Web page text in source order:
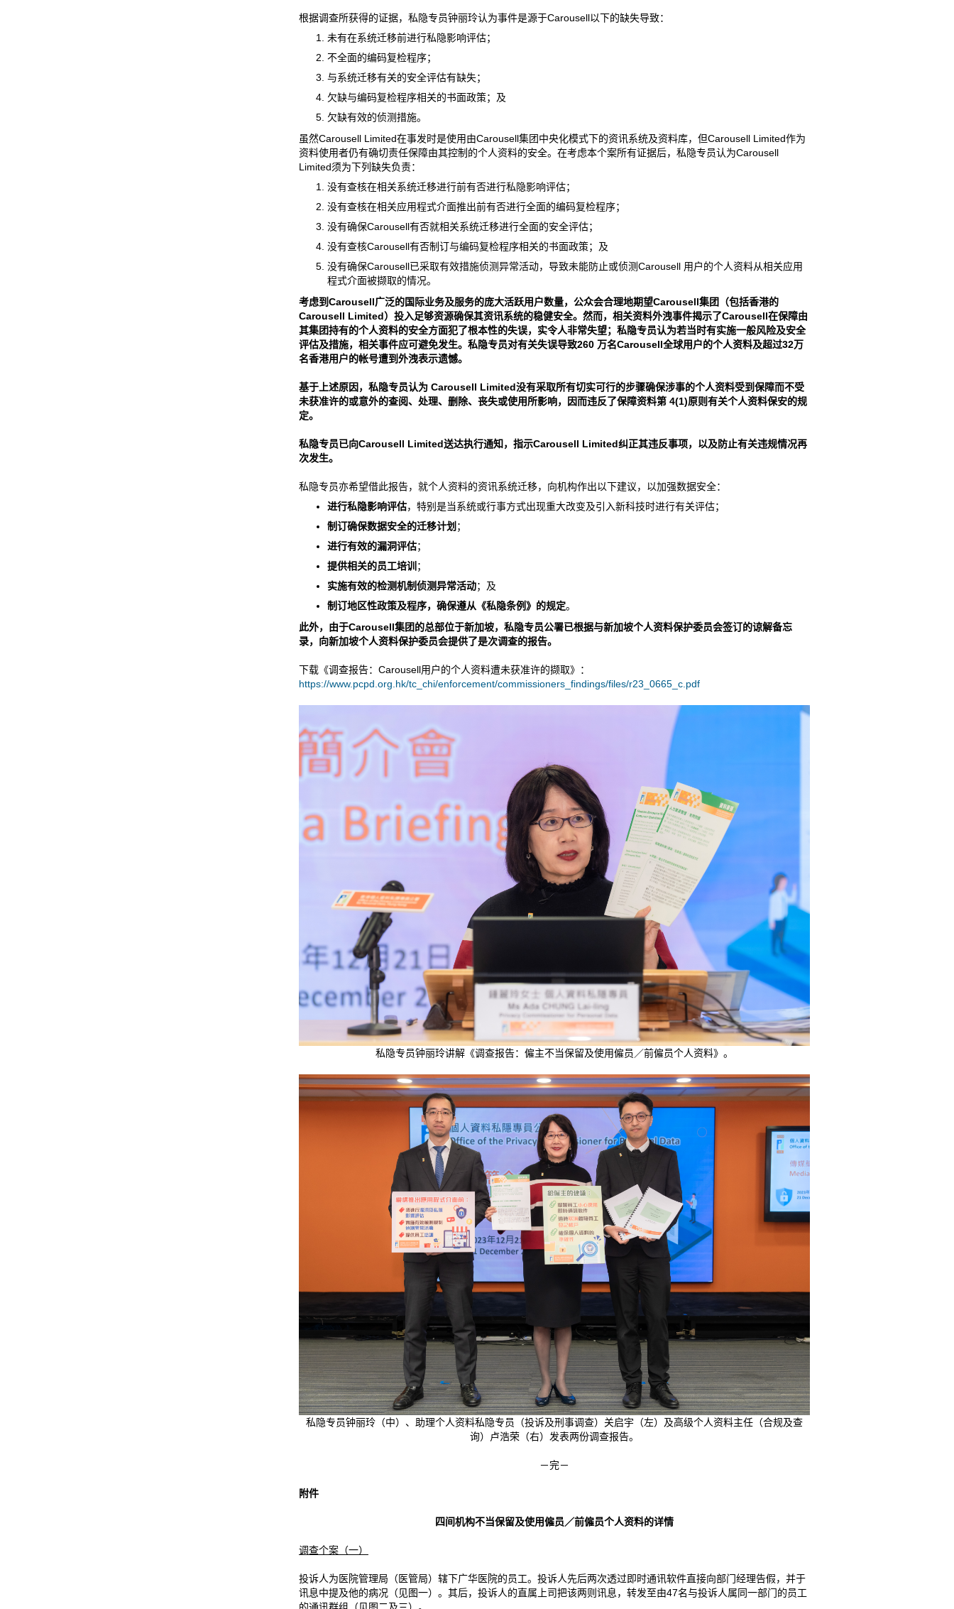
根据调查所获得的证据，私隐专员钟丽玲认为事件是源于Carousell以下的缺失导致：
未有在系统迁移前进行私隐影响评估；
不全面的编码复检程序；
与系统迁移有关的安全评估有缺失；
欠缺与编码复检程序相关的书面政策；及
欠缺有效的侦测措施。
虽然Carousell Limited在事发时是使用由Carousell集团中央化模式下的资讯系统及资料库，但Carousell Limited作为
资料使用者仍有确切责任保障由其控制的个人资料的安全。在考虑本个案所有证据后，私隐专员认为Carousell
Limited须为下列缺失负责：
没有查核在相关系统迁移进行前有否进行私隐影响评估；
没有查核在相关应用程式介面推出前有否进行全面的编码复检程序；
没有确保Carousell有否就相关系统迁移进行全面的安全评估；
没有查核Carousell有否制订与编码复检程序相关的书面政策；及
没有确保Carousell已采取有效措施侦测异常活动，导致未能防止或侦测Carousell 用户的个人资料从相关应用
程式介面被撷取的情况。
考虑到Carousell广泛的国际业务及服务的庞大活跃用户数量，公众会合理地期望Carousell集团（包括香港的
Carousell Limited）投入足够资源确保其资讯系统的稳健安全。然而，相关资料外洩事件揭示了Carousell在保障由
其集团持有的个人资料的安全方面犯了根本性的失误，实令人非常失望；私隐专员认为若当时有实施一般风险及安全
评估及措施，相关事件应可避免发生。私隐专员对有关失误导致260 万名Carousell全球用户的个人资料及超过32万
名香港用户的帐号遭到外洩表示遗憾。
基于上述原因，私隐专员认为 Carousell Limited没有采取所有切实可行的步骤确保涉事的个人资料受到保障而不受
未获准许的或意外的查阅、处理、删除、丧失或使用所影响，因而违反了保障资料第 4(1)原则有关个人资料保安的规
定。
私隐专员已向Carousell Limited送达执行通知，指示Carousell Limited纠正其违反事项，以及防止有关违规情况再
次发生。
私隐专员亦希望借此报告，就个人资料的资讯系统迁移，向机构作出以下建议，以加强数据安全：
进行私隐影响评估，特别是当系统或行事方式出现重大改变及引入新科技时进行有关评估；
制订确保数据安全的迁移计划 ；
进行有效的漏洞评估；
提供相关的员工培训 ；
实施有效的检测机制侦测异常活动；及
制订地区性政策及程序，确保遵从《私隐条例》的规定。
此外，由于Carousell集团的总部位于新加坡，私隐专员公署已根据与新加坡个人资料保护委员会签订的谅解备忘
录，向新加坡个人资料保护委员会提供了是次调查的报告。
下载《调查报告：Carousell用户的个人资料遭未获准许的撷取》：
https://www.pcpd.org.hk/tc_chi/enforcement/commissioners_findings/files/r23_0665_c.pdf
私隐专员钟丽玲讲解《调查报告：僱主不当保留及使用僱员／前僱员个人资料》。
私隐专员钟丽玲（中）、助理个人资料私隐专员（投诉及刑事调查）关启宇（左）及高级个人资料主任（合规及查
询）卢浩荣（右）发表两份调查报告。
－完－
附件
四间机构不当保留及使用僱员／前僱员个人资料的详情
调查个案（一）
投诉人为医院管理局（医管局）辖下广华医院的员工。投诉人先后两次透过即时通讯软件直接向部门经理告假，并于
讯息中提及他的病况（见图一）。其后，投诉人的直属上司把该两则讯息，转发至由47名与投诉人属同一部门的员工